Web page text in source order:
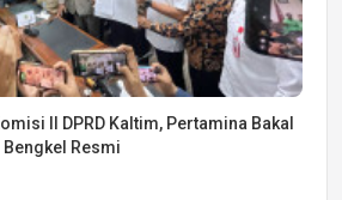
II DPRD Kaltim, Pertamina Bakal
Resmi